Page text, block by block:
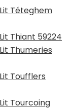
Téteghem
Thiant 59224
Thumeries
Toufflers
Tourcoing